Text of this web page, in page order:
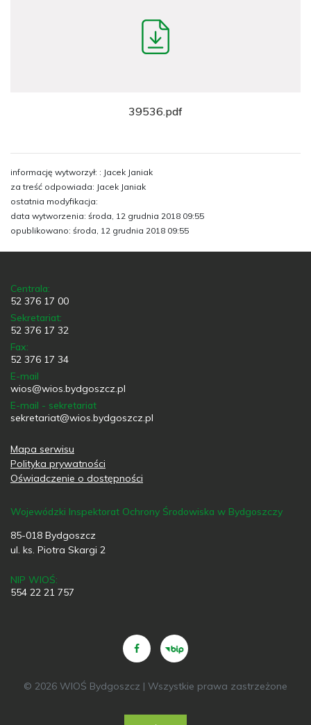
39536.pdf
informację wytworzył: : Jacek Janiak
za treść odpowiada: Jacek Janiak
ostatnia modyfikacja:
data wytworzenia: środa, 12 grudnia 2018 09:55
opublikowano: środa, 12 grudnia 2018 09:55
Centrala:
52 376 17 00
Sekretariat:
52 376 17 32
Fax:
52 376 17 34
E-mail
wios@wios.bydgoszcz.pl
E-mail - sekretariat
sekretariat@wios.bydgoszcz.pl
Mapa serwisu
Polityka prywatności
Oświadczenie o dostępności
Wojewódzki Inspektorat Ochrony Środowiska w Bydgoszczy
85-018 Bydgoszcz
ul. ks. Piotra Skargi 2
NIP WIOŚ:
554 22 21 757
© 2026 WIOŚ Bydgoszcz | Wszystkie prawa zastrzeżone